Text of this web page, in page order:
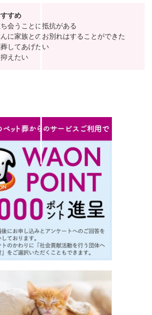
すめ
会うことに抵抗がある
に家族とのお別れはすることができた
してあげたい
えたい